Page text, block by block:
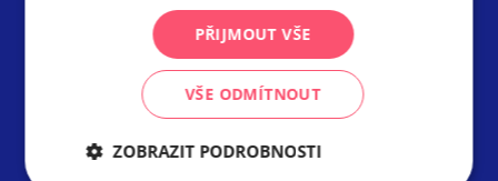
Ke stažení
Fotobanka
Informační centra
Tiskové zprávy
Ubytování na jižní Moravě
PŘIJMOUT VŠE
VŠE ODMÍTNOUT
ZOBRAZIT PODROBNOSTI